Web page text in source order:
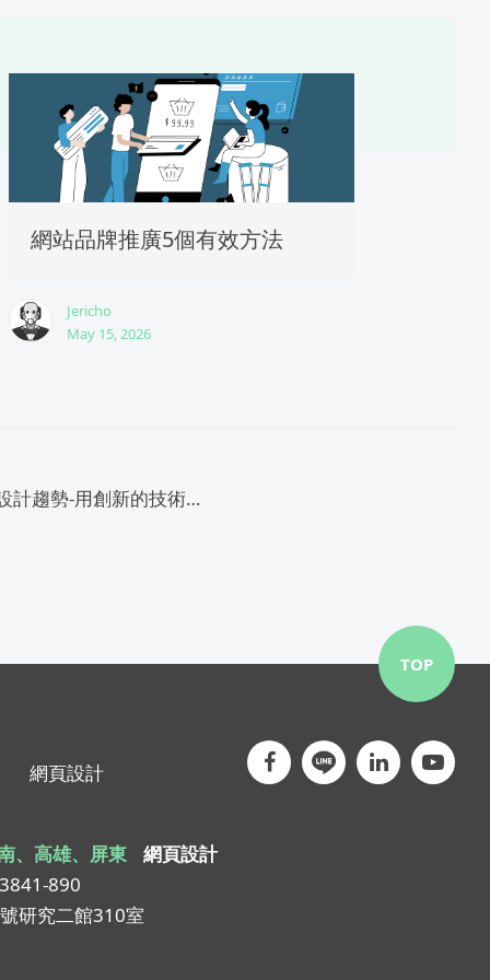
網站品牌推廣5個有效方法
Jericho
May 15, 2026
2022網頁設計趨勢-用創新的技術，抓住客戶的目光
網頁設計
、高雄、屏東
網頁設計
890
研究二館310室
TOP